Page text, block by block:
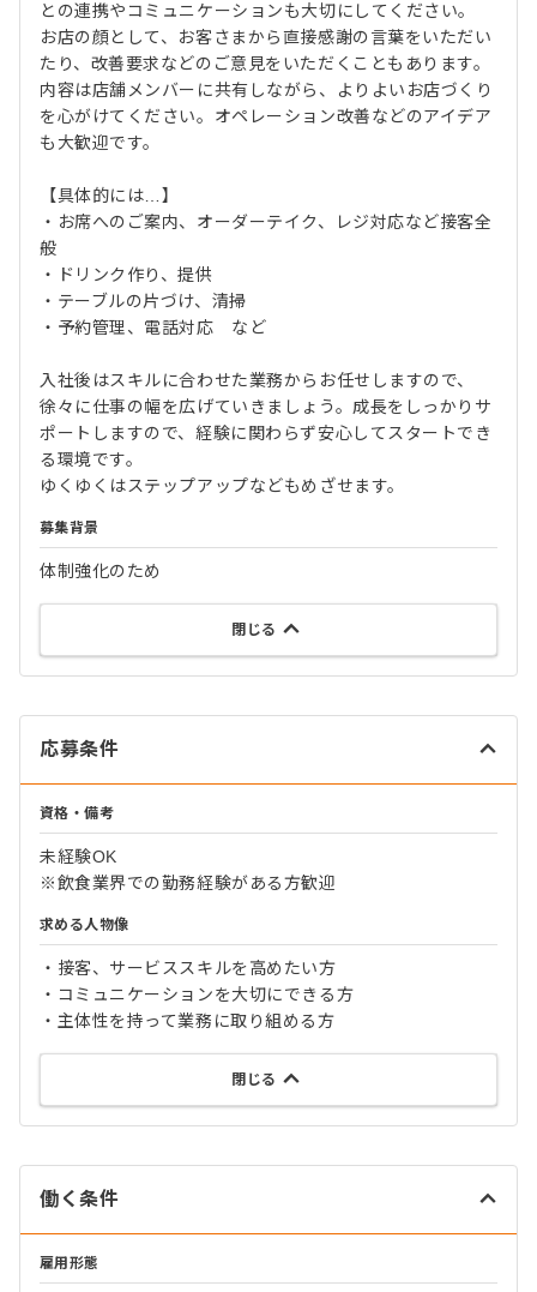
との連携やコミュニケーションも大切にしてください。
お店の顔として、お客さまから直接感謝の言葉をいただい
たり、改善要求などのご意見をいただくこともあります。
内容は店舗メンバーに共有しながら、よりよいお店づくり
を心がけてください。オペレーション改善などのアイデア
も大歓迎です。
【具体的には…】
・お席へのご案内、オーダーテイク、レジ対応など接客全
般
・ドリンク作り、提供
・テーブルの片づけ、清掃
・予約管理、電話対応 など
入社後はスキルに合わせた業務からお任せしますので、
徐々に仕事の幅を広げていきましょう。成長をしっかりサ
ポートしますので、経験に関わらず安心してスタートでき
る環境です。
ゆくゆくはステップアップなどもめざせます。
募集背景
体制強化のため
閉じる
応募条件
資格・備考
未経験OK
※飲食業界での勤務経験がある方歓迎
求める人物像
・接客、サービススキルを高めたい方
・コミュニケーションを大切にできる方
・主体性を持って業務に取り組める方
閉じる
働く条件
雇用形態